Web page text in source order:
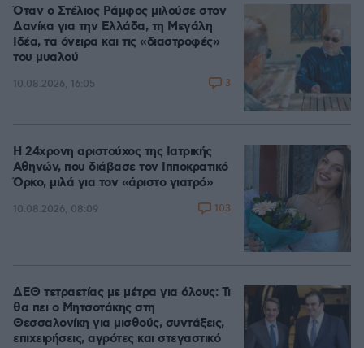
Όταν ο Στέλιος Ράμφος μιλούσε στον
Δανίκα για την Ελλάδα, τη Μεγάλη
Ιδέα, τα όνειρα και τις «διαστροφές»
του μυαλού
10.08.2026, 16:05 3
Η 24χρονη αριστούχος της Ιατρικής
Αθηνών, που διάβασε τον Ιπποκρατικό
Όρκο, μιλά για τον «άριστο γιατρό»
10.08.2026, 08:09 103
ΔΕΘ τετραετίας με μέτρα για όλους: Τι
θα πει ο Μητσοτάκης στη
Θεσσαλονίκη για μισθούς, συντάξεις,
επιχειρήσεις, αγρότες και στεγαστικό